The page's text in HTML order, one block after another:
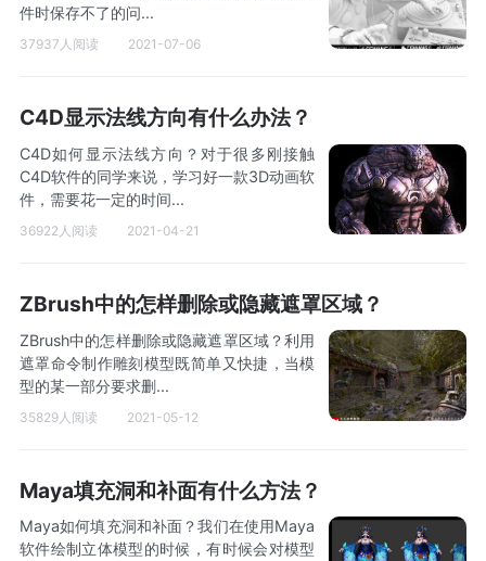
件时保存不了的问...
37937人阅读 2021-07-06
C4D显示法线方向有什么办法？
C4D如何显示法线方向？对于很多刚接触
C4D软件的同学来说，学习好一款3D动画软
件，需要花一定的时间...
36922人阅读 2021-04-21
ZBrush中的怎样删除或隐藏遮罩区域？
ZBrush中的怎样删除或隐藏遮罩区域？利用
遮罩命令制作雕刻模型既简单又快捷，当模
型的某一部分要求删...
35829人阅读 2021-05-12
Maya填充洞和补面有什么方法？
Maya如何填充洞和补面？我们在使用Maya
软件绘制立体模型的时候，有时候会对模型